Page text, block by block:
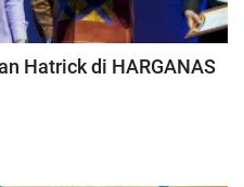
Hatrick di HARGANAS